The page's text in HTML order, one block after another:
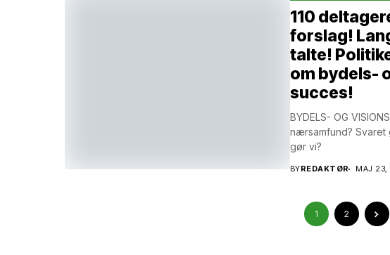
110
forslag!
talte!
om bydels-
succes!
BYDELS- OG
nærsamfund? Svaret
gør vi?
BYREDAKTØR MAJ 23,
1 2